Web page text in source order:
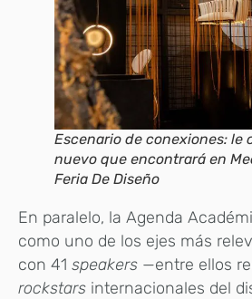
Escenario de conexiones: le
nuevo que encontrará en
Feria De Diseño
En paralelo, la Agenda
como uno de los ejes más
con 41 speakers —entre ellos
rockstars internacionales del